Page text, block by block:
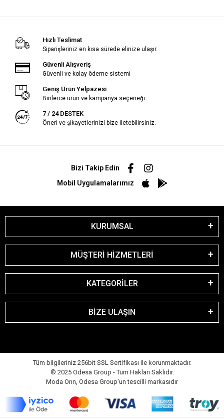
Hızlı Teslimat
Siparişleriniz en kısa sürede elinize ulaşır.
Güvenli Alışveriş
Güvenli ve kolay ödeme sistemi
Geniş Ürün Yelpazesi
Binlerce ürün ve kampanya seçeneği
7 / 24 DESTEK
Öneri ve şikayetlerinizi bize iletebilirsiniz.
Bizi Takip Edin
Mobil Uygulamalarımız
KURUMSAL
MÜŞTERİ HİZMETLERİ
KATEGORİLER
BİZE ULAŞIN
Tüm bilgileriniz 256bit SSL Sertifikası ile korunmaktadır.
© 2025 Odesa Group - Tüm Hakları Saklıdır.
Moda Onn, Odesa Group'un tescilli markasıdır